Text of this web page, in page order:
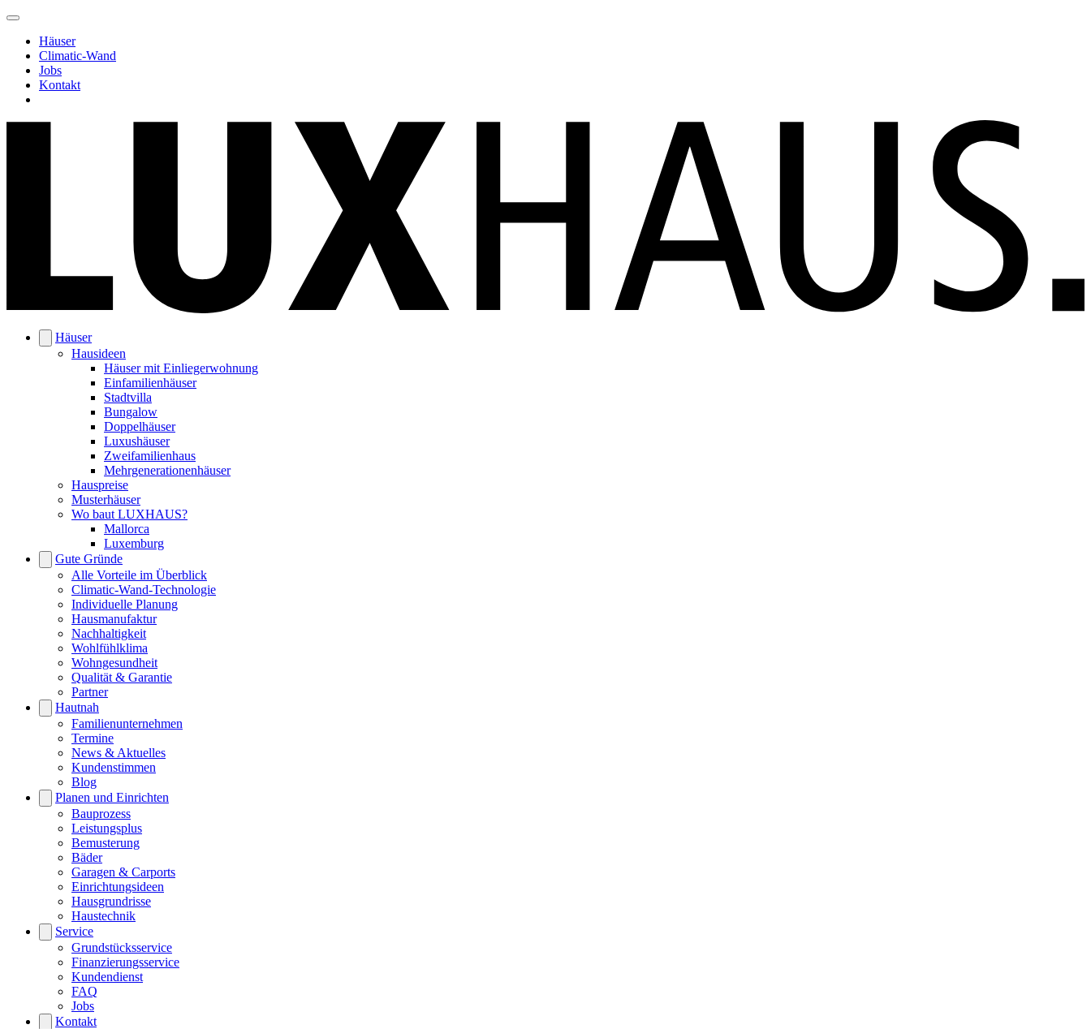
Häuser
Climatic-Wand
Jobs
Kontakt
Häuser
Hausideen
Häuser mit Einliegerwohnung
Einfamilienhäuser
Stadtvilla
Bungalow
Doppelhäuser
Luxushäuser
Zweifamilienhaus
Mehrgenerationenhäuser
Hauspreise
Musterhäuser
Wo baut LUXHAUS?
Mallorca
Luxemburg
Gute Gründe
Alle Vorteile im Überblick
Climatic-Wand-Technologie
Individuelle Planung
Hausmanufaktur
Nachhaltigkeit
Wohlfühlklima
Wohngesundheit
Qualität & Garantie
Partner
Hautnah
Familienunternehmen
Termine
News & Aktuelles
Kundenstimmen
Blog
Planen und Einrichten
Bauprozess
Leistungsplus
Bemusterung
Bäder
Garagen & Carports
Einrichtungsideen
Hausgrundrisse
Haustechnik
Service
Grundstücksservice
Finanzierungsservice
Kundendienst
FAQ
Jobs
Kontakt